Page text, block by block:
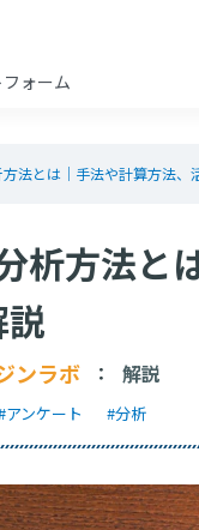
ォーム
方法とは│手法や計算方法、
析方法と
ンラボ ： 解説
アンケート #分析